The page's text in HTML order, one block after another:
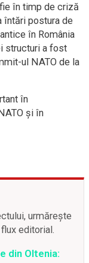
în timp de criză
întări postura de
în România
structuri a fost
ul NATO de la
în
şi în
urmărește
editorial.
din Oltenia: